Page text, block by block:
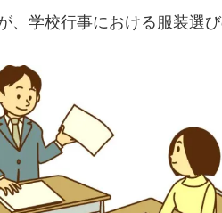
、学校行事における服装選